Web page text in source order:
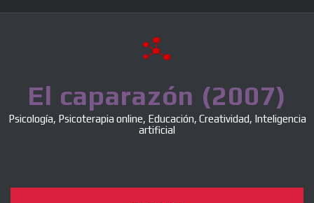
El caparazón (2007)
Psicología, Psicoterapia online, Educación, Creatividad, Inteligencia
artificial